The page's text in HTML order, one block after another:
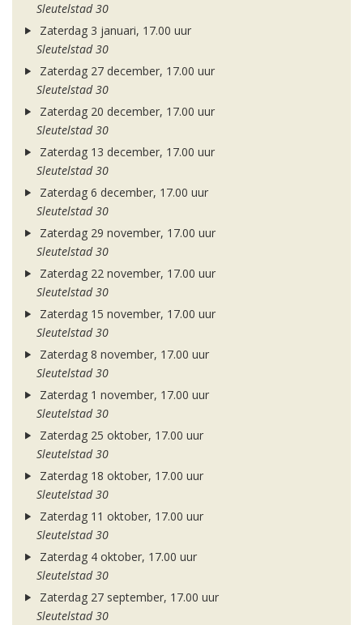
Sleutelstad 30
Zaterdag 3 januari, 17.00 uur
Sleutelstad 30
Zaterdag 27 december, 17.00 uur
Sleutelstad 30
Zaterdag 20 december, 17.00 uur
Sleutelstad 30
Zaterdag 13 december, 17.00 uur
Sleutelstad 30
Zaterdag 6 december, 17.00 uur
Sleutelstad 30
Zaterdag 29 november, 17.00 uur
Sleutelstad 30
Zaterdag 22 november, 17.00 uur
Sleutelstad 30
Zaterdag 15 november, 17.00 uur
Sleutelstad 30
Zaterdag 8 november, 17.00 uur
Sleutelstad 30
Zaterdag 1 november, 17.00 uur
Sleutelstad 30
Zaterdag 25 oktober, 17.00 uur
Sleutelstad 30
Zaterdag 18 oktober, 17.00 uur
Sleutelstad 30
Zaterdag 11 oktober, 17.00 uur
Sleutelstad 30
Zaterdag 4 oktober, 17.00 uur
Sleutelstad 30
Zaterdag 27 september, 17.00 uur
Sleutelstad 30